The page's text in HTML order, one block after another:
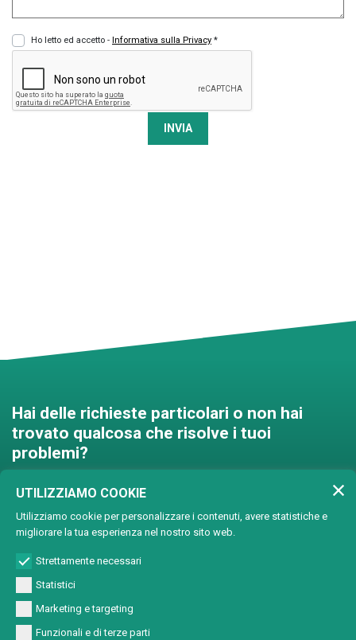
Ho letto ed accetto - Informativa sulla Privacy *
INVIA
Hai delle richieste particolari o non hai
trovato qualcosa che risolve i tuoi
problemi?
Contattaci e troveremo una
soluzione insieme!
Soluzioni personalizzate
UTILIZZIAMO COOKIE
Utilizziamo cookie per personalizzare i contenuti, avere statistiche e
migliorare la tua esperienza nel nostro sito web.
Strettamente necessari
Statistici
Marketing e targeting
Funzionali e di terze parti